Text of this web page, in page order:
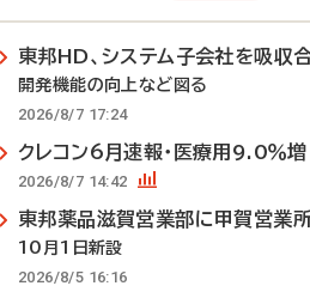
東邦HD、システム子会社を吸収
開発機能の向上など図る
2026/8/7 17:24
クレコン6月速報・医療用9.0％増
2026/8/7 14:42
東邦薬品滋賀営業部に甲賀営業
10月1日新設
2026/8/5 16:16